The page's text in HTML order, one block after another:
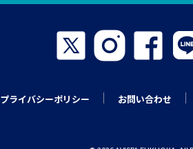
プライバシーポリシー お問い合わせ